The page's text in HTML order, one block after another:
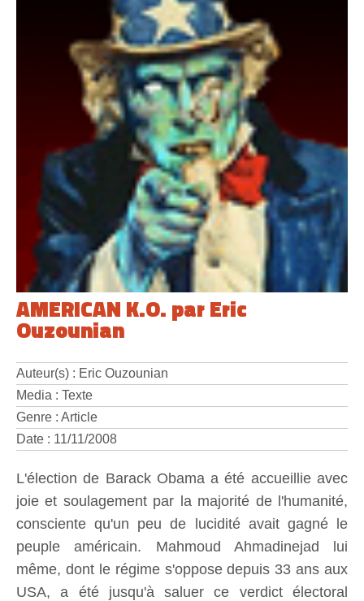
AMERICAN K.O. par Eric
Ouzounian
Auteur(s) : Eric Ouzounian
Media : Texte
Genre : Article
Date : 11/11/2008
L'élection de Barack Obama a été accueillie avec
joie et soulagement par la majorité de l'humanité,
consciente qu'un peu de lucidité avait gagné le
peuple américain. Mahmoud Ahmadinejad lui
même, dont le régime s'oppose depuis 33 ans aux
USA, a été jusqu'à saluer ce verdict électoral